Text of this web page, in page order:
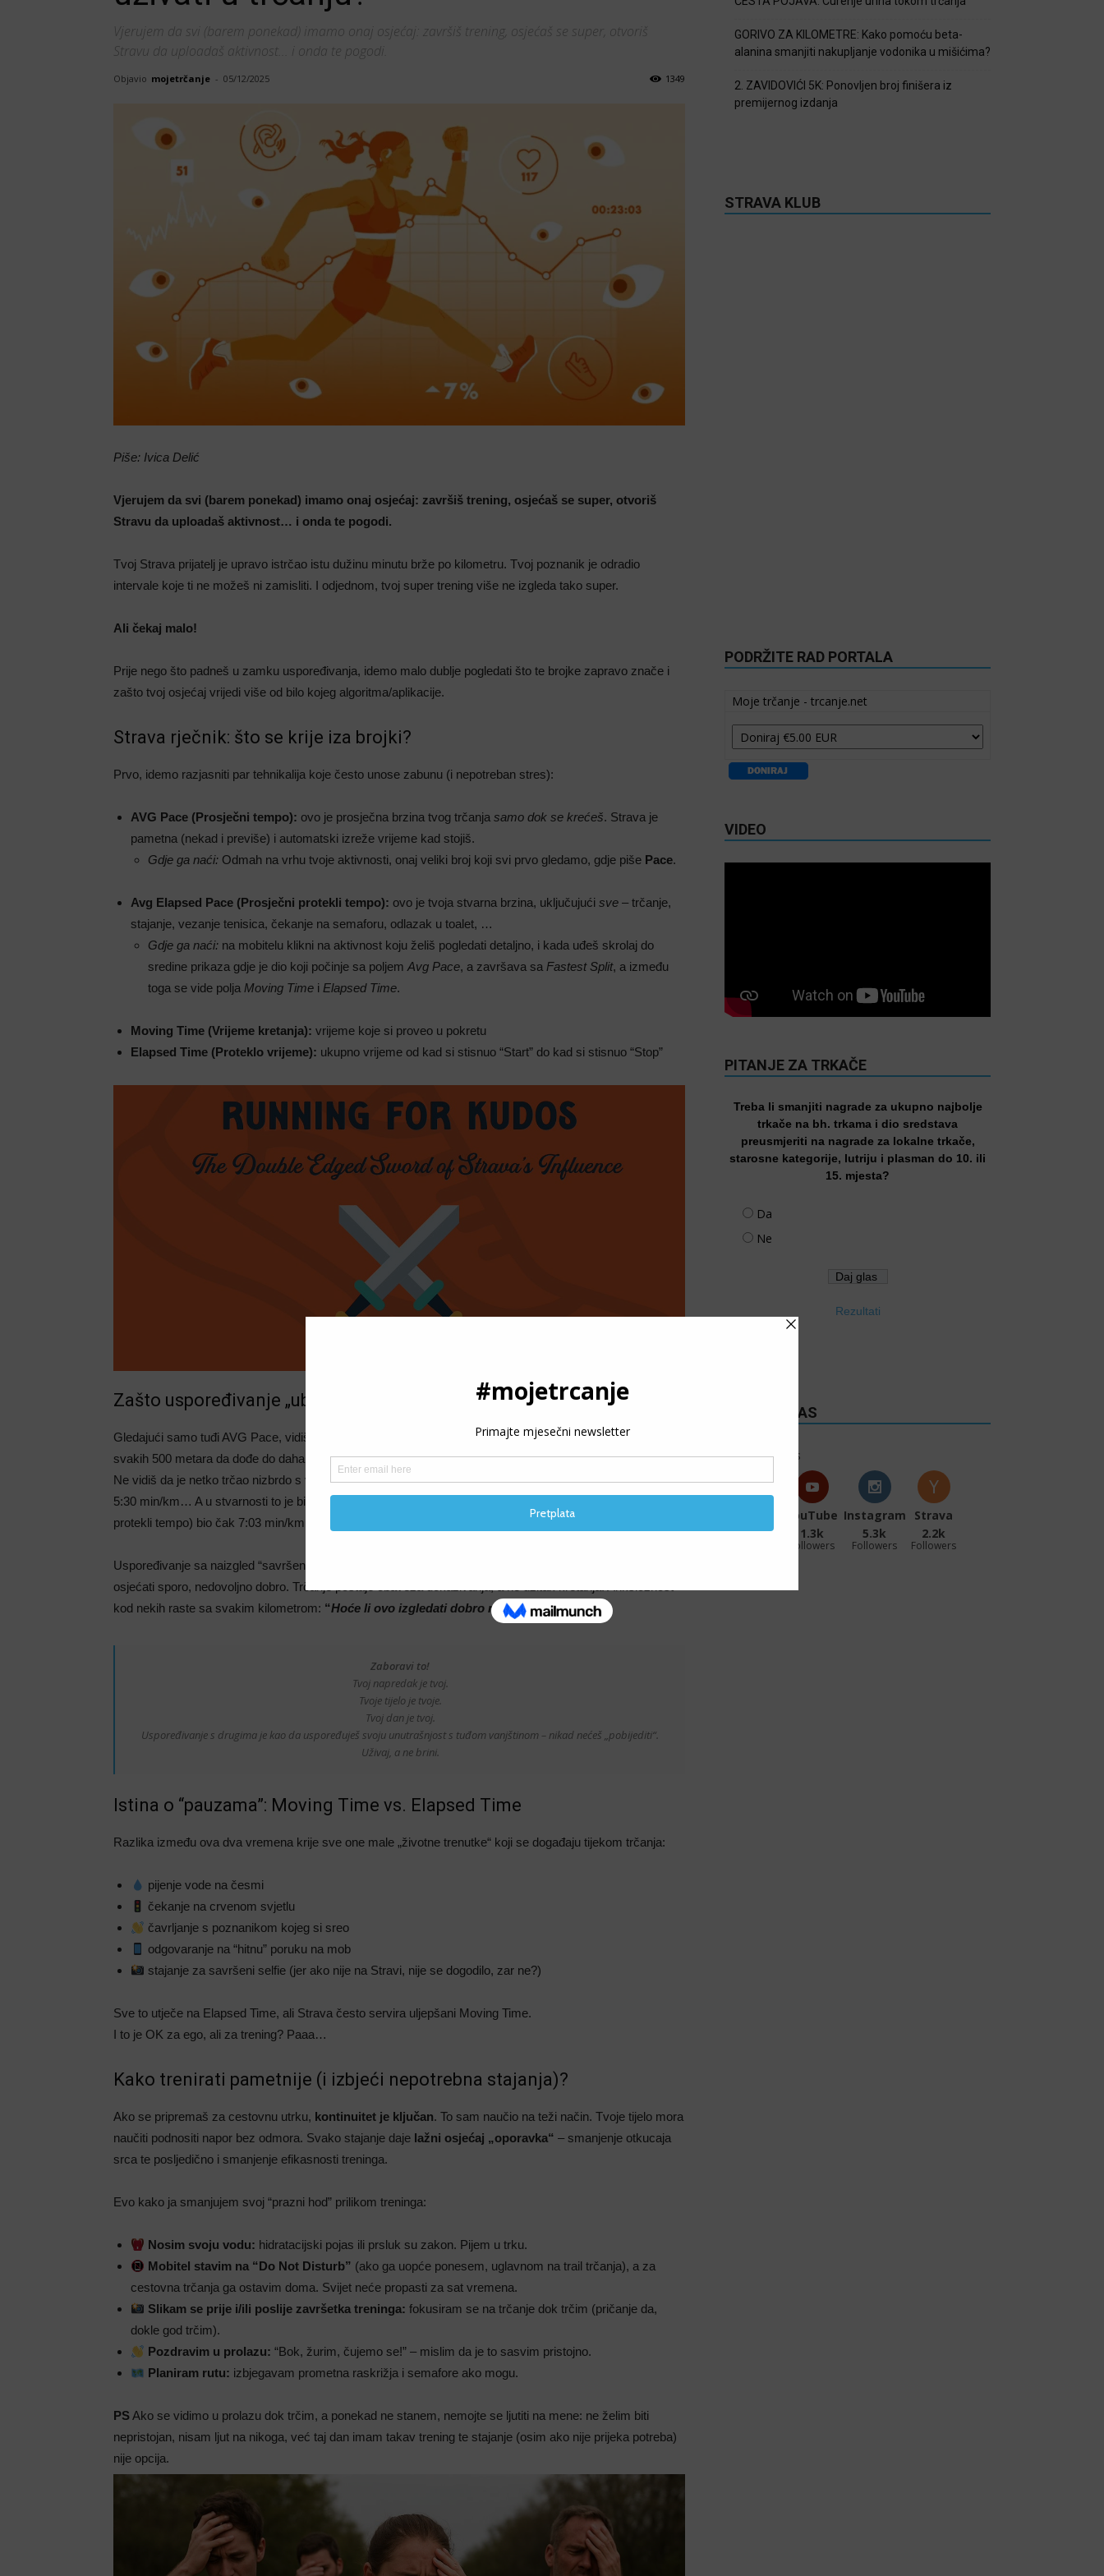
Vjerujem da svi (barem ponekad) imamo onaj osjećaj: završiš trening, osjećaš se super, otvoriš
Stravu da uploadaš aktivnost... i onda te pogodi.
Objavio mojetrčanje - 05/12/2025 1349
Piše: Ivica Delić
Vjerujem da svi (barem ponekad) imamo onaj osjećaj: završiš trening, osjećaš se super, otvoriš
Stravu da uploadaš aktivnost… i onda te pogodi.
Tvoj Strava prijatelj je upravo istrčao istu dužinu minutu brže po kilometru. Tvoj poznanik je odradio
intervale koje ti ne možeš ni zamisliti. I odjednom, tvoj super trening više ne izgleda tako super.
Ali čekaj malo!
Prije nego što padneš u zamku uspoređivanja, idemo malo dublje pogledati što te brojke zapravo znače i
zašto tvoj osjećaj vrijedi više od bilo kojeg algoritma/aplikacije.
Strava rječnik: što se krije iza brojki?
Prvo, idemo razjasniti par tehnikalija koje često unose zabunu (i nepotreban stres):
AVG Pace (Prosječni tempo): ovo je prosječna brzina tvog trčanja samo dok se krećeš. Strava je
pametna (nekad i previše) i automatski izreže vrijeme kad stojiš.
Gdje ga naći: Odmah na vrhu tvoje aktivnosti, onaj veliki broj koji svi prvo gledamo, gdje piše Pace.
Avg Elapsed Pace (Prosječni protekli tempo): ovo je tvoja stvarna brzina, uključujući sve – trčanje,
stajanje, vezanje tenisica, čekanje na semaforu, odlazak u toalet, …
Gdje ga naći: na mobitelu klikni na aktivnost koju želiš pogledati detaljno, i kada uđeš skrolaj do
sredine prikaza gdje je dio koji počinje sa poljem Avg Pace, a završava sa Fastest Split, a između
toga se vide polja Moving Time i Elapsed Time.
Moving Time (Vrijeme kretanja): vrijeme koje si proveo u pokretu
Elapsed Time (Proteklo vrijeme): ukupno vrijeme od kad si stisnuo “Start” do kad si stisnuo “Stop”
Zašto uspoređivanje „ubija“ radost trčanja?
Gledajući samo tuđi AVG Pace, vidiš samo „highlight reel“, a ne cijeli film. Ne vidiš da je netko pauzirao sat
svakih 500 metara da dođe do daha ili mu je tako propisan trening.
Ne vidiš da je netko trčao nizbrdo s vjetrom u leđa. Misliš kako je taj netko imao fantastičan tempo od npr.
5:30 min/km… A u stvarnosti to je bio Avg Pace (Prosječni tempo), dok je Avg Elapsed Pace (Prosječni
protekli tempo) bio čak 7:03 min/km (puno stajanja tijekom treninga)!
Uspoređivanje sa naizgled “savršenim” brojkama može stvoriti
osjećati sporo, nedovoljno dobro. Trčanje postaje obaveza dokazivanja, a ne užitak kretanja. Anksioznost
kod nekih raste sa svakim kilometrom: “Hoće li ovo izgledati dobro na Stravi?”.
Zaboravi to!
Tvoj napredak je tvoj.
Tvoje tijelo je tvoje.
Tvoj dan je tvoj.
Uspoređivanje s drugima je kao da uspoređuješ svoju unutrašnjost s tuđom vanjštinom – nikad nećeš „pobijediti“.
Uživaj, a ne brini.
Istina o “pauzama”: Moving Time vs. Elapsed Time
Razlika između ova dva vremena krije sve one male „životne trenutke“ koji se događaju tijekom trčanja:
pijenje vode na česmi
čekanje na crvenom svjetlu
čavrljanje s poznanikom kojeg si sreo
odgovaranje na “hitnu” poruku na mob
stajanje za savršeni selfie (jer ako nije na Stravi, nije se dogodilo, zar ne?)
Sve to utječe na Elapsed Time, ali Strava često servira uljepšani Moving Time.
I to je OK za ego, ali za trening? Paaa…
Kako trenirati pametnije (i izbjeći nepotrebna stajanja)?
Ako se pripremaš za cestovnu utrku, kontinuitet je ključan. To sam naučio na teži način. Tvoje tijelo mora
naučiti podnositi napor bez odmora. Svako stajanje daje lažni osjećaj „oporavka“ – smanjenje otkucaja
srca te posljedično i smanjenje efikasnosti treninga.
Evo kako ja smanjujem svoj “prazni hod” prilikom treninga:
Nosim svoju vodu: hidratacijski pojas ili prsluk su zakon. Pijem u trku.
Mobitel stavim na “Do Not Disturb” (ako ga uopće ponesem, uglavnom na trail trčanja), a za
cestovna trčanja ga ostavim doma. Svijet neće propasti za sat vremena.
Slikam se prije i/ili poslije završetka treninga: fokusiram se na trčanje dok trčim (pričanje da,
dokle god trčim).
Pozdravim u prolazu: “Bok, žurim, čujemo se!” – mislim da je to sasvim pristojno.
Planiram rutu: izbjegavam prometna raskrižja i semafore ako mogu.
PSAko se vidimo u prolazu dok trčim, a ponekad ne stanem, nemojte se ljutiti na mene: ne želim biti
nepristojan, nisam ljut na nikoga, već taj dan imam takav trening te stajanje (osim ako nije prijeka potreba)
nije opcija.
GORIVO ZA KILOMETRE: Kako pomoću beta-
alanina smanjiti nakupljanje vodonika u mišićima?
2. ZAVIDOVIĆI 5K: Ponovljen broj finišera iz
premijernog izdanja
STRAVA KLUB
PODRŽITE RAD PORTALA
Moje trčanje - trcanje.net
VIDEO
PITANJE ZA TRKAČE
Treba li smanjiti nagrade za ukupno najbolje
trkače na bh. trkama i dio sredstava
preusmjeriti na nagrade za lokalne trkače,
starosne kategorije, lutriju i plasman do 10. ili
15. mjesta?
Da
Ne
Rezultati
PRATITE NAS
36k Follows
27.1k
YouTube
1.3k
Followers
Instagram
5.3k
Followers
Strava
2.2k
Followers